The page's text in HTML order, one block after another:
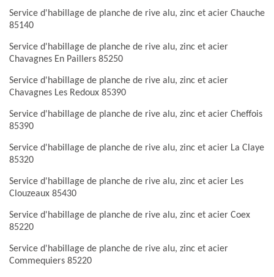
Service d'habillage de planche de rive alu, zinc et acier Chauche
85140
Service d'habillage de planche de rive alu, zinc et acier
Chavagnes En Paillers 85250
Service d'habillage de planche de rive alu, zinc et acier
Chavagnes Les Redoux 85390
Service d'habillage de planche de rive alu, zinc et acier Cheffois
85390
Service d'habillage de planche de rive alu, zinc et acier La Claye
85320
Service d'habillage de planche de rive alu, zinc et acier Les
Clouzeaux 85430
Service d'habillage de planche de rive alu, zinc et acier Coex
85220
Service d'habillage de planche de rive alu, zinc et acier
Commequiers 85220